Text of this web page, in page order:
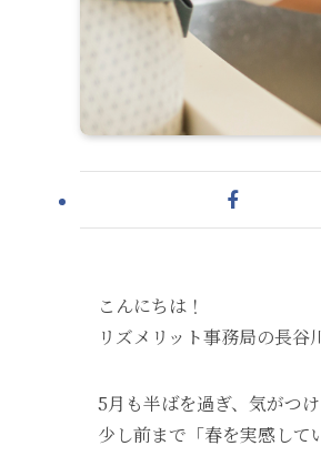
こんにちは！
リズメリット事務局の長谷
5月も半ばを過ぎ、気がつ
少し前まで「春を実感して